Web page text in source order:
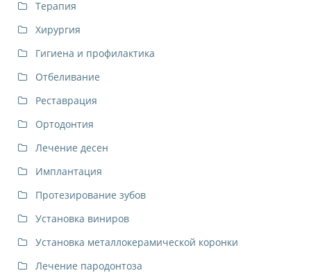
Терапия
Хирургия
Гигиена и профилактика
Отбеливание
Реставрация
Ортодонтия
Лечение десен
Имплантация
Протезирование зубов
Установка виниров
Установка металлокерамической коронки
Лечение пародонтоза